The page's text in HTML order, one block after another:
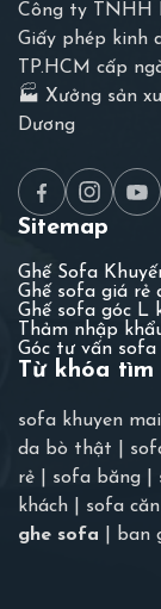
Sitemap
Ghế Sofa
Ghế sofa giá rẻ
Ghế sofa góc L
Thảm nhập
Góc tư vấn sofa
Công ty TNHH
Giấy phép kinh
TP.HCM cấp
🏭 Xưởng sản
Dương
Từ khóa tìm
sofa khuyen mai
da bò thật
rẻ
sofa băng
khách
sofa
ghe sofa
ban